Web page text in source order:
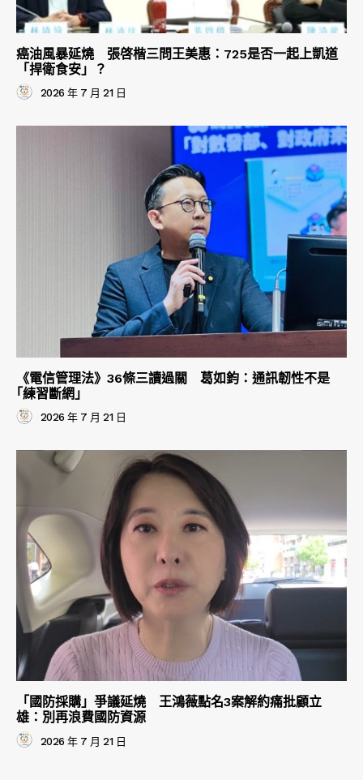
癌油風暴延燒 張啓楷三問王美惠：725是否一起上凱道
「捍衛食安」？
2026 年 7 月 21 日
《電信管理法》36條三讀過關 葛如鈞：通訊韌性不是
｢練習斷網｣
2026 年 7 月 21 日
「國防採購」爭議延燒 王鴻薇點名3案解約痛批顧立
雄：別再浪費國防資源
2026 年 7 月 21 日